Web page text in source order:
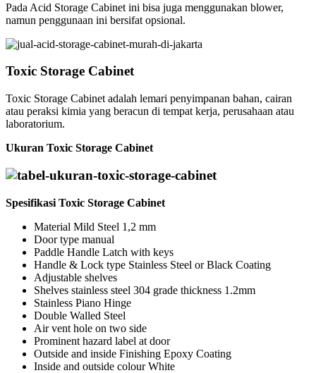
Pada Acid Storage Cabinet ini bisa juga menggunakan blower,
namun penggunaan ini bersifat opsional.
Toxic Storage Cabinet
Toxic Storage Cabinet adalah lemari penyimpanan bahan, cairan
atau peraksi kimia yang beracun di tempat kerja, perusahaan atau
laboratorium.
Ukuran Toxic Storage Cabinet
Spesifikasi Toxic Storage Cabinet
Material Mild Steel 1,2 mm
Door type manual
Paddle Handle Latch with keys
Handle & Lock type Stainless Steel or Black Coating
Adjustable shelves
Shelves stainless steel 304 grade thickness 1.2mm
Stainless Piano Hinge
Double Walled Steel
Air vent hole on two side
Prominent hazard label at door
Outside and inside Finishing Epoxy Coating
Inside and outside colour White